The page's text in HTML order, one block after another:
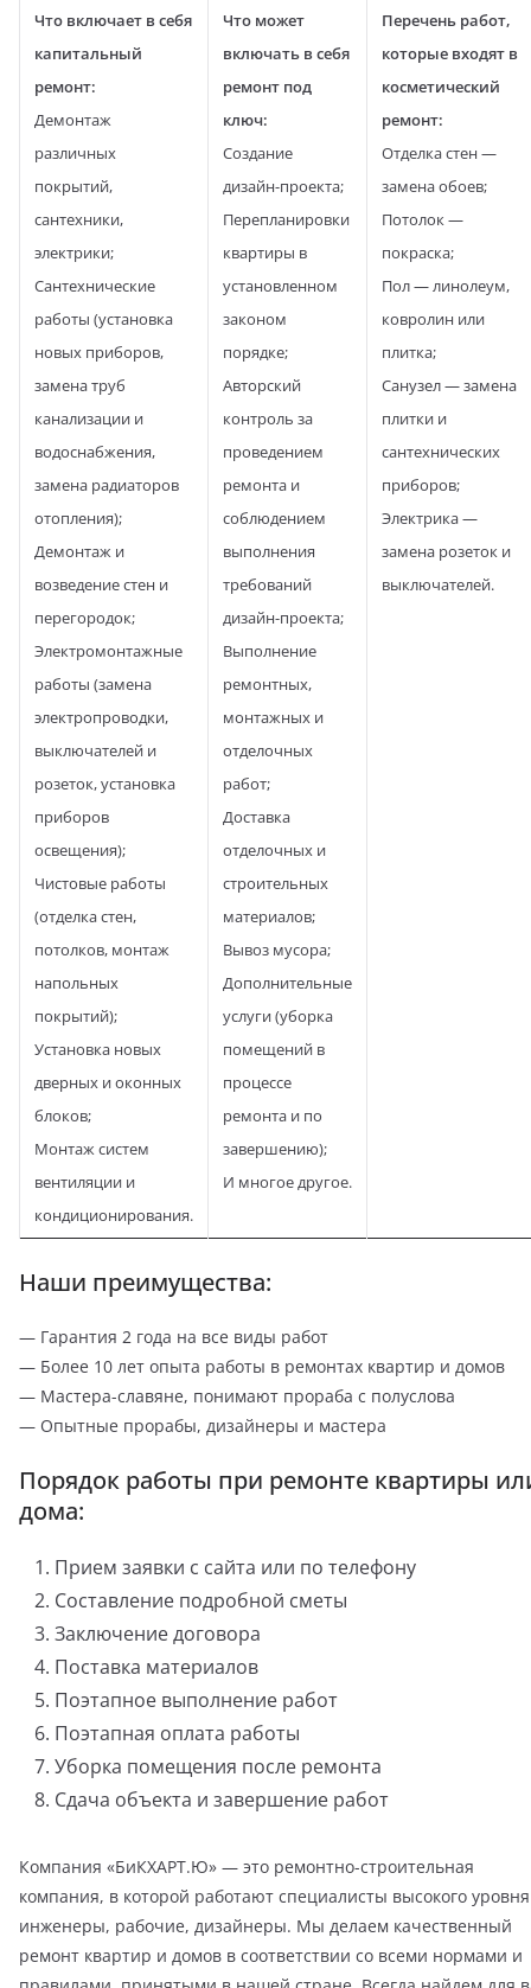
Что включает в себя
капитальный
ремонт:
Демонтаж
различных
покрытий,
сантехники,
электрики;
Сантехнические
работы (установка
новых приборов,
замена труб
канализации и
водоснабжения,
замена радиаторов
отопления);
Демонтаж и
возведение стен и
перегородок;
Электромонтажные
работы (замена
электропроводки,
выключателей и
розеток, установка
приборов
освещения);
Чистовые работы
(отделка стен,
потолков, монтаж
напольных
покрытий);
Установка новых
дверных и оконных
блоков;
Монтаж систем
вентиляции и
кондиционирования.
Что может
включать в себя
ремонт под
ключ:
Создание
дизайн-проекта;
Перепланировки
квартиры в
установленном
законом
порядке;
Авторский
контроль за
проведением
ремонта и
соблюдением
выполнения
требований
дизайн-проекта;
Выполнение
ремонтных,
монтажных и
отделочных
работ;
Доставка
отделочных и
строительных
материалов;
Вывоз мусора;
Дополнительные
услуги (уборка
помещений в
процессе
ремонта и по
завершению);
И многое другое.
Перечень работ,
которые входят в
косметический
ремонт:
Отделка стен —
замена обоев;
Потолок —
покраска;
Пол — линолеум,
ковролин или
плитка;
Санузел — замена
плитки и
сантехнических
приборов;
Электрика —
замена розеток и
выключателей.
Наши преимущества:
— Гарантия 2 года на все виды работ
— Более 10 лет опыта работы в ремонтах квартир и домов
— Мастера-славяне, понимают прораба с полуслова
— Опытные прорабы, дизайнеры и мастера
Порядок работы при ремонте квартиры
дома:
Прием заявки с сайта или по телефону
Составление подробной сметы
Заключение договора
Поставка материалов
Поэтапное выполнение работ
Поэтапная оплата работы
Уборка помещения после ремонта
Сдача объекта и завершение работ
Компания «БиКХАРТ.Ю» — это ремонтно-строительная
компания, в которой работают специалисты высокого
инженеры, рабочие, дизайнеры. Мы делаем качественный
ремонт квартир и домов в соответствии со всеми нормами и